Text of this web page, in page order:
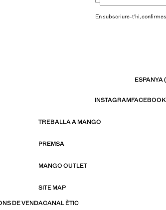
En subscriure-t'hi,
ESPANYA
INSTAGRAMFACEBOOK
TREBALLA A MANGO
PREMSA
MANGO OUTLET
SITE MAP
DE VENDACANAL ÈTIC